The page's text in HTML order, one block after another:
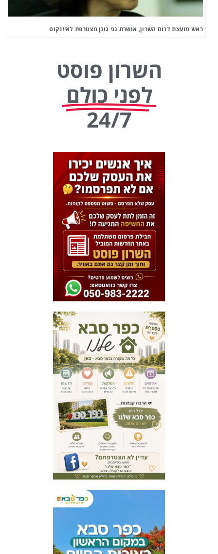
ראש מועצת דרום השרון, אושרת גני גונן מצטרפת לאיזנקוט
השרון פוסט
לפני כולם
24/7